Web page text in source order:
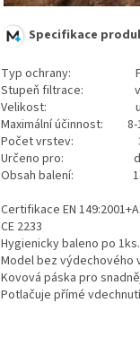
Specifikace
Typ ochrany:
Stupeň filtrace:
Velikost:
Maximální účinnost: 8-
Počet vrstev:
Určeno pro:
Obsah balení: 1
Certifikace EN
CE 2233
Hygienicky baleno po 1ks.
Model bez výdechového
Kovová páska pro
Potlačuje přímé